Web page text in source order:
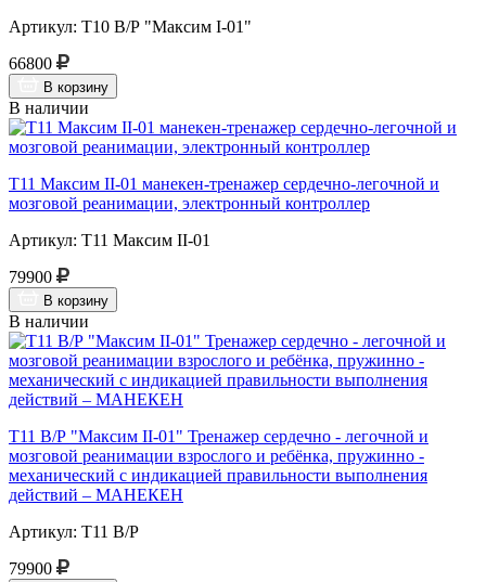
Артикул: Т10 В/Р "Максим I-01"
66800
В корзину
В наличии
Т11 Максим II-01 манекен-тренажер сердечно-легочной и
мозговой реанимации, электронный контроллер
Артикул: Т11 Максим II-01
79900
В корзину
В наличии
Т11 В/Р "Максим II-01" Тренажер сердечно - легочной и
мозговой реанимации взрослого и ребёнка, пружинно -
механический с индикацией правильности выполнения
действий – МАНЕКЕН
Артикул: Т11 В/Р
79900